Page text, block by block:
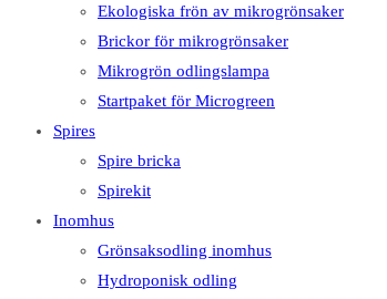
Ekologiska frön av mikrogrönsaker
Brickor för mikrogrönsaker
Mikrogrön odlingslampa
Startpaket för Microgreen
Spires
Spire bricka
Spirekit
Inomhus
Grönsaksodling inomhus
Hydroponisk odling